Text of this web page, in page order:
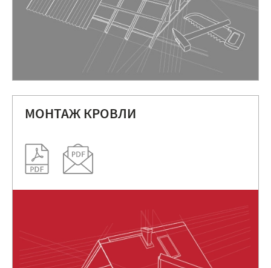
МОНТАЖ КРОВЛИ